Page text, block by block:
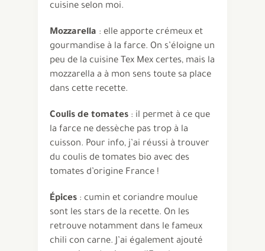
cuisine selon moi.
Mozzarella : elle apporte crémeux et
gourmandise à la farce. On s’éloigne un
peu de la cuisine Tex Mex certes, mais la
mozzarella a à mon sens toute sa place
dans cette recette.
Coulis de tomates : il permet à ce que
la farce ne dessèche pas trop à la
cuisson. Pour info, j’ai réussi à trouver
du coulis de tomates bio avec des
tomates d’origine France !
Épices : cumin et coriandre moulue
sont les stars de la recette. On les
retrouve notamment dans le fameux
chili con carne. J’ai également ajouté